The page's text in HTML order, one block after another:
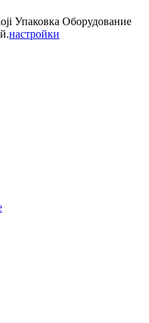
Упаковка Оборудование
настройки